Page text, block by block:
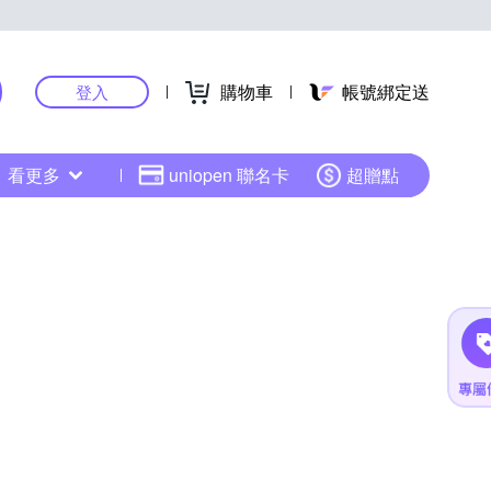
登入 購物車 帳號綁定送
看更多 uniopen 聯名卡 超贈點